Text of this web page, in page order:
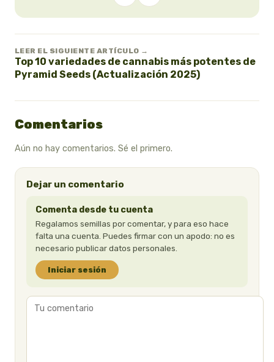
LEER EL SIGUIENTE ARTÍCULO →
Top 10 variedades de cannabis más potentes de
Pyramid Seeds (Actualización 2025)
Comentarios
Aún no hay comentarios. Sé el primero.
Dejar un comentario
Comenta desde tu cuenta
Regalamos semillas por comentar, y para eso hace
falta una cuenta. Puedes firmar con un apodo: no es
necesario publicar datos personales.
Iniciar sesión